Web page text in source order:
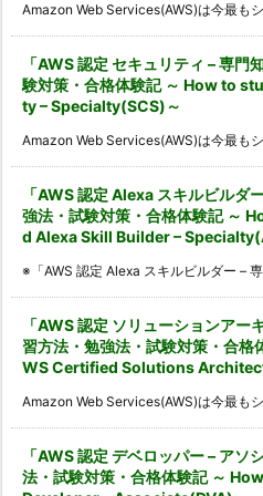
Amazon Web Services(AWS)は今最も
「AWS 認定 セキュリティ – 専
験対策・合格体験記 ～ How to
ty – Specialty(SCS)～
Amazon Web Services(AWS)は今最も
「AWS 認定 Alexa スキルビルダ
強法・試験対策・合格体験記 ～
d Alexa Skill Builder –
※「AWS 認定 Alexa スキルビルダー –
「AWS 認定 ソリューションアー
習方法・勉強法・試験対策・合
WS Certified Solutions
Amazon Web Services(AWS)は今最も
「AWS 認定 デベロッパー – ア
法・試験対策・合格体験記 ～